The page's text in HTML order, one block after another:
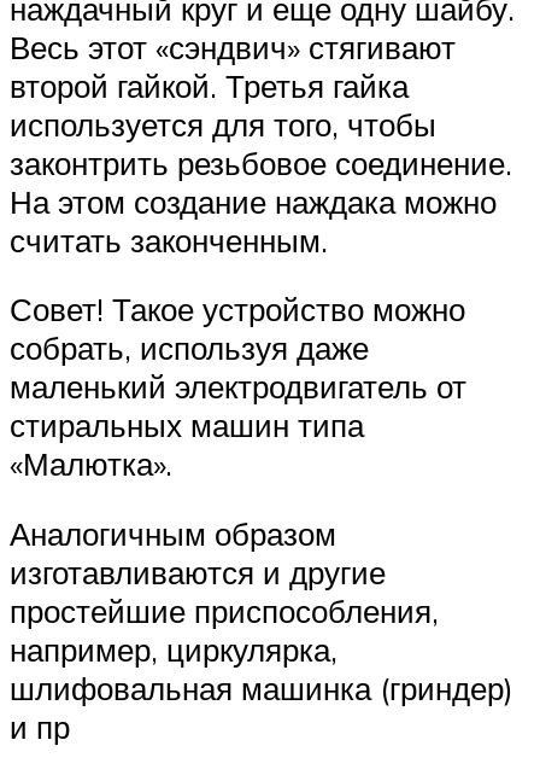
наждачный круг и еще одну шайбу.
Весь этот «сэндвич» стягивают
второй гайкой. Третья гайка
используется для того, чтобы
законтрить резьбовое соединение.
На этом создание наждака можно
считать законченным.
Совет! Такое устройство можно
собрать, используя даже
маленький электродвигатель от
стиральных машин типа
«Малютка».
Аналогичным образом
изготавливаются и другие
простейшие приспособления,
например, циркулярка,
шлифовальная машинка (гриндер)
и пр